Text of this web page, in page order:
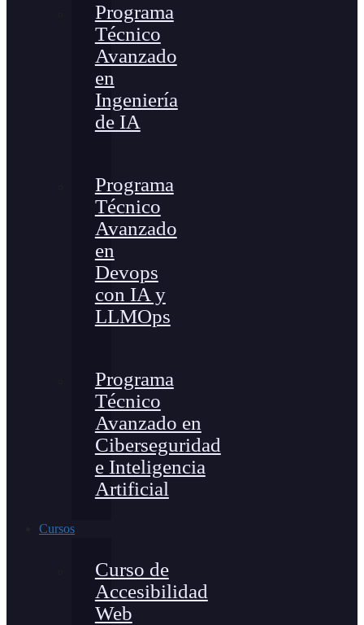
Programa
Técnico
Avanzado
en
Ingeniería
de IA
Programa
Técnico
Avanzado
en
Devops
con IA y
LLMOps
Programa
Técnico
Avanzado en
Ciberseguridad
e Inteligencia
Artificial
Cursos
Curso de
Accesibilidad
Web